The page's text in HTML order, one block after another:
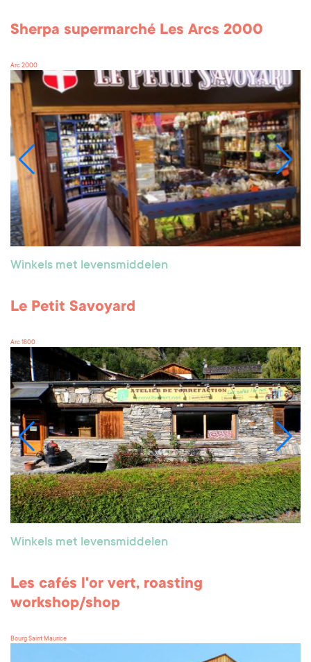
Sherpa supermarché Les Arcs 2000
Arc 2000
Winkels met levensmiddelen
Le Petit Savoyard
Arc 1800
Winkels met levensmiddelen
Les cafés l'or vert, roasting
workshop/shop
Bourg Saint Maurice